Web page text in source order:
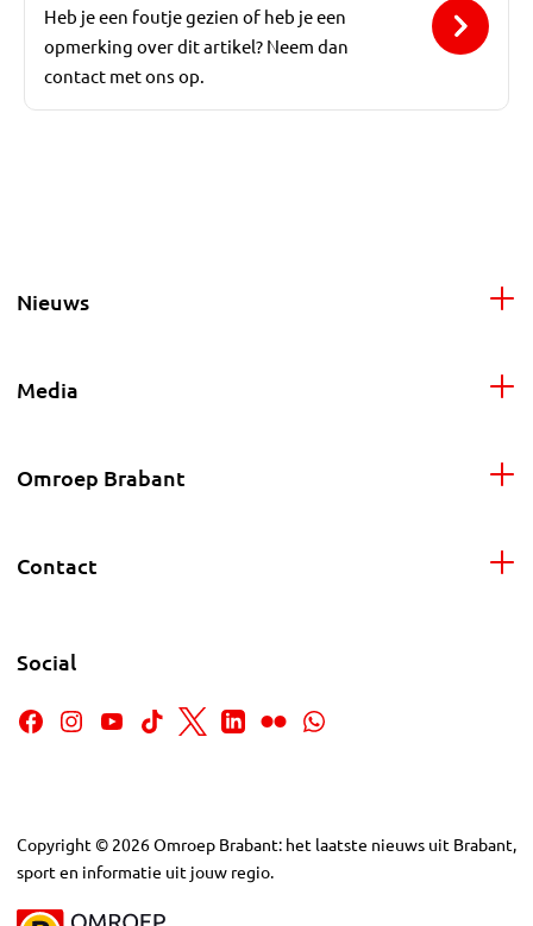
Heb je een foutje gezien of heb je een
opmerking over dit artikel? Neem dan
contact met ons op.
Nieuws
Media
Omroep Brabant
Contact
Social
Copyright © 2026Omroep Brabant: het laatste nieuws uit Brabant,
sport en informatie uit jouw regio.